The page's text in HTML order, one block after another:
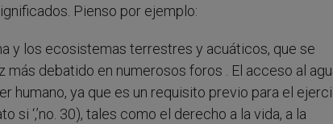
Pienso por ejemplo:
y los ecosistemas terrestres y acuáticos, que se
debatido en numerosos foros . El acceso al
humano, ya que es un requisito previo para el
‘,’no. 30), tales como el derecho a la vida, a la